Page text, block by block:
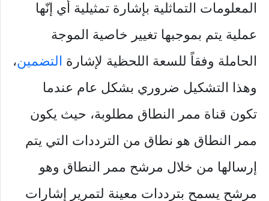
المعلومات التماثلية بإشارة تمثيلية أي إنّها
عملية يتم بموجبها تغيير خاصية الموجة
الحاملة وفقاً للسعة اللحظية لإشارة التضمين،
وهذا التشكيل ضروري بشكل عام عندما
تكون قناة ممر النطاق مطلوبة، حيث يكون
ممر النطاق هو نطاق من الترددات التي يتم
إرسالها من خلال مرشح ممر النطاق وهو
مرشح يسمح بترددات معينة لتمرير إشارات